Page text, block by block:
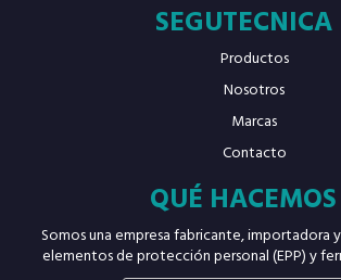
SEGUTECNICA
Productos
Nosotros
Marcas
Contacto
QUÉ HACEMOS
Somos una empresa fabricante, importadora
elementos de protección personal (EPP) y